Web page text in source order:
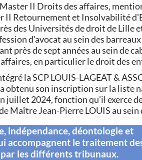
II Droits des affaires,
II Retournement et Insolvabilité
des Universités de droit de Lille
d'avocat au sein des
près de sept années au sein de
en particulier le droit des
la SCP LOUIS-LAGEAT &
obtenu son inscription sur la liste
juillet 2024, fonction qu'il exerce
Maître Jean-Pierre LOUIS au
indépendance, déontologie et
accompagnent le traitement
les différents tribunaux.